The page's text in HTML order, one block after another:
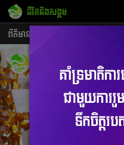
ជីវិតនិងសង្គម
ព័ត៌មាន សេដ្ឋកិច្ច